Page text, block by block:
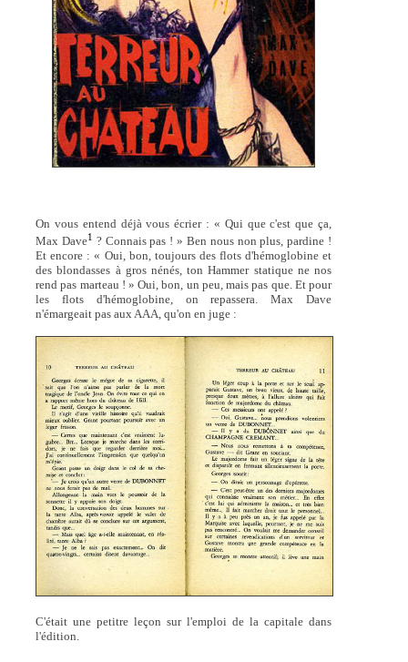
On vous entend déjà vous écrier : « Qui que c'est que ça,
Max Dave1 ? Connais pas ! » Ben nous non plus, pardine !
Et encore : « Oui, bon, toujours des flots d'hémoglobine et
des blondasses à gros nénés, ton Hammer statique ne nos
rend pas marteau ! » Oui, bon, un peu, mais pas que. Et pour
les flots d'hémoglobine, on repassera. Max Dave
n'émargeait pas aux AAA, qu'on en juge :
C'était une petitre leçon sur l'emploi de la capitale dans
l'édition.